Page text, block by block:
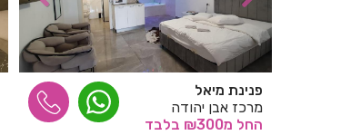
פנינת מיאל
מרכז אבן יהודה
החל מ₪300 בלבד